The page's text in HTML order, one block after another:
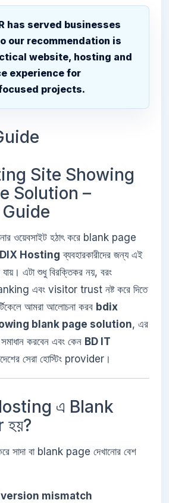
has served businesses
our recommendation is
website, hosting and
experience for
projects.
Site Showing
Solution –
ওয়েবসাইট হঠাৎ করে blank page
Hosting ব্যবহারকারীদের জন্য এই
এটা শুধু বিরক্তিকর নয়, বরং
এবং visitor trust নষ্ট করে দিতে
আমরা আলোচনা করব bdix
blank page solution, এর
করবেন এবং কেন BD IT
সেরা হোস্টিং provider।
এ Blank
হয়?
সাদা বা blank page দেখানোর বেশ
version mismatch